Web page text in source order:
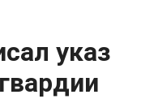
указ